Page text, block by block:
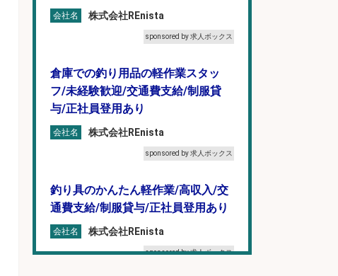
会社名 株式会社REnista
sponsored by 求人ボックス
倉庫での釣り用品の軽作業スタッ
フ/未経験歓迎/交通費支給/制服貸
与/正社員登用あり
会社名 株式会社REnista
sponsored by 求人ボックス
釣り具のかんたん軽作業/高収入/交
通費支給/制服貸与/正社員登用あり
会社名 株式会社REnista
sponsored by 求人ボックス